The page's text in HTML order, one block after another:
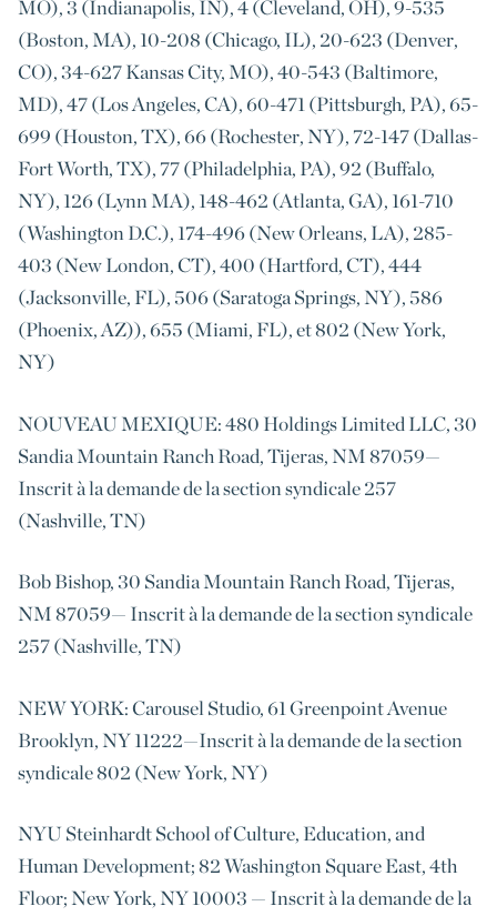
MO), 3 (Indianapolis, IN), 4 (Cleveland, OH), 9-535
(Boston, MA), 10-208 (Chicago, IL), 20-623 (Denver,
CO), 34-627 Kansas City, MO), 40-543 (Baltimore,
MD), 47 (Los Angeles, CA), 60-471 (Pittsburgh, PA), 65-
699 (Houston, TX), 66 (Rochester, NY), 72-147 (Dallas-
Fort Worth, TX), 77 (Philadelphia, PA), 92 (Buffalo,
NY), 126 (Lynn MA), 148-462 (Atlanta, GA), 161-710
(Washington D.C.), 174-496 (New Orleans, LA), 285-
403 (New London, CT), 400 (Hartford, CT), 444
(Jacksonville, FL), 506 (Saratoga Springs, NY), 586
(Phoenix, AZ)), 655 (Miami, FL), et 802 (New York,
NY)
NOUVEAU MEXIQUE: 480 Holdings Limited LLC, 30
Sandia Mountain Ranch Road, Tijeras, NM 87059—
Inscrit à la demande de la section syndicale 257
(Nashville, TN)
Bob Bishop, 30 Sandia Mountain Ranch Road, Tijeras,
NM 87059— Inscrit à la demande de la section syndicale
257 (Nashville, TN)
NEW YORK: Carousel Studio, 61 Greenpoint Avenue
Brooklyn, NY 11222—Inscrit à la demande de la section
syndicale 802 (New York, NY)
NYU Steinhardt School of Culture, Education, and
Human Development; 82 Washington Square East, 4th
Floor; New York, NY 10003 — Inscrit à la demande de la